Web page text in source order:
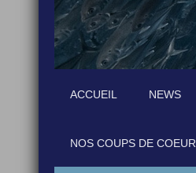
ACCUEIL NEWS
NOS COUPS DE COEUR